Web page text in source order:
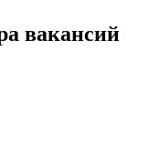
вакансий